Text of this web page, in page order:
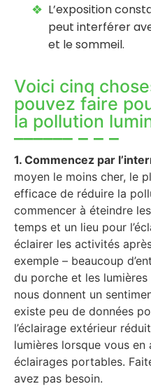
L’exposition
peut interférer
et le sommeil.
Voici cinq
pouvez faire
la pollution
1. Commencez par
moyen le moins cher, le
efficace de réduire la
commencer à éteindre
temps et un lieu pour
éclairer les activités
exemple – beaucoup
du porche et les lumières
nous donnent un
existe peu de données
l’éclairage extérieur
lumières lorsque vous
éclairages portables.
avez pas besoin.